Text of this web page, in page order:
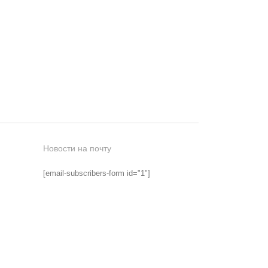
Новости на почту
[email-subscribers-form id="1"]